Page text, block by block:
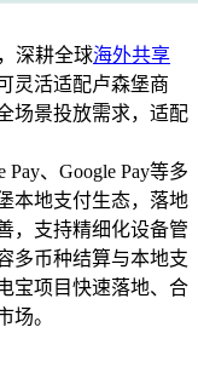
深耕全球海外共享
灵活适配卢森堡商
场景投放需求，适配
、Google Pay等多
本地支付生态，落地
，支持精细化设备管
多币种结算与本地支
宝项目快速落地、合
场。